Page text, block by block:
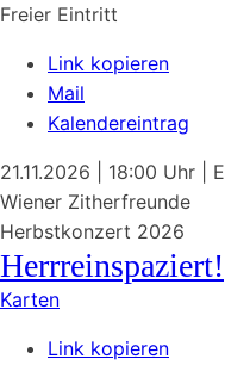
Freier Eintritt
Link kopieren
Mail
Kalendereintrag
21.11.2026 | 18:00 Uhr
Wiener Zitherfreunde
Herbstkonzert 2026
Herrreinspaziert!
Karten
Link kopieren